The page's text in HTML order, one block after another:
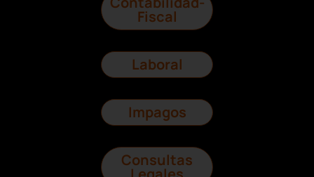
Fiscal
Laboral
Impagos
Consultas